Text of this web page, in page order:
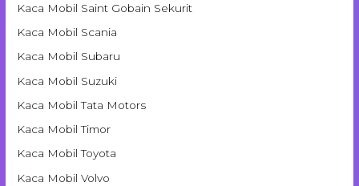
Kaca Mobil Saint Gobain Sekurit
Kaca Mobil Scania
Kaca Mobil Subaru
Kaca Mobil Suzuki
Kaca Mobil Tata Motors
Kaca Mobil Timor
Kaca Mobil Toyota
Kaca Mobil Volvo